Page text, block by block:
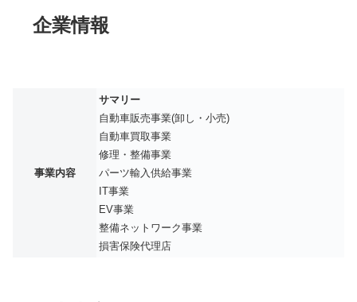
企業情報
事業内容
サマリー
自動車販売事業(卸し・小売)
自動車買取事業
修理・整備事業
パーツ輸入供給事業
IT事業
EV事業
整備ネットワーク事業
損害保険代理店